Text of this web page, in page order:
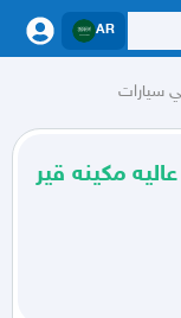
AR
سيارات
مكينه قير